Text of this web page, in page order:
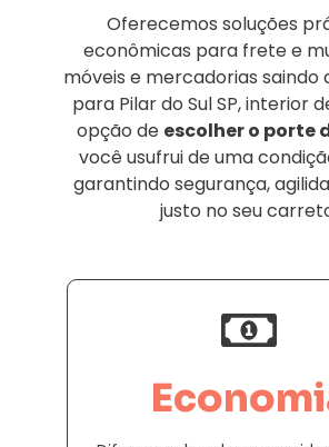
Oferecemos soluções
econômicas para frete e
móveis e mercadorias saindo
para Pilar do Sul SP, interior
opção de escolher o porte
você usufrui de uma
garantindo segurança,
justo no seu